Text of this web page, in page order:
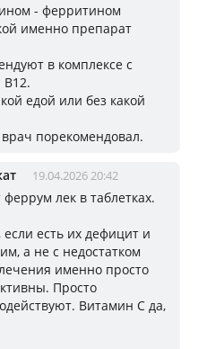
- ферритином
именно препарат
в комплексе с
едой или без какой
порекомендовал.
19.04.2026 20:42
лек в таблетках.
есть их дефицит и
а не с недостатком
именно просто
Просто
Витамин С да,